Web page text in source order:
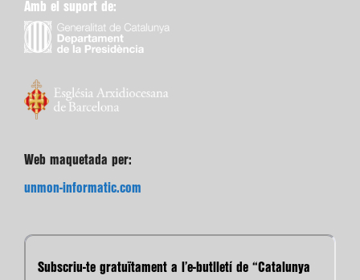
Amb el suport de:
Web maquetada per:
unmon-informatic.com
Subscriu-te gratuïtament a l’e-butlletí de “Catalunya